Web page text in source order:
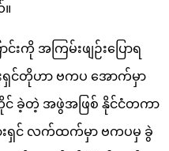
းကို အကြမ်းဖျဉ်းပြောရ
င်တိုဟာ ဗကပ အောက်မှာ
ခဲ့တဲ့ အဖွဲအဖြစ် နိုင်ငံတကာ
ားရှင် လက်ထက်မှာ ဗကပမှ ခွဲ